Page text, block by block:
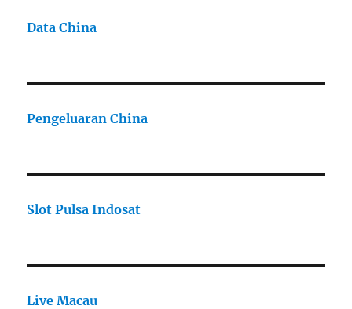
Data China
Pengeluaran China
Slot Pulsa Indosat
Live Macau